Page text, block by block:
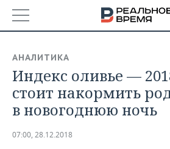
БАШКОРТОСТАН
ТАТАРСТАН
НОВОСТИ
АНАЛИТИКА
АНАЛИТИКА
Индекс оливье —
стоит накормить
в новогоднюю ночь
07:00, 28.12.2018